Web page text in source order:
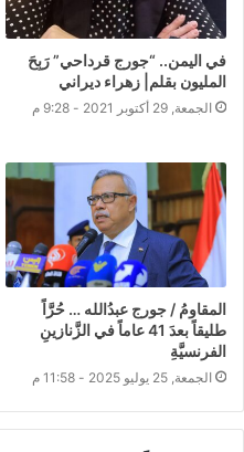
في اليمن.. “جورج قرداحي” رَبِحَ
المليون بقلم| زهراء ديراني
الجمعة, 29 أكتوبر 2021 - 9:28 م
المقاومُ / جورج عبدُالله … حُرَّاً
طليقاً بعدَ 41 عاماً في الزَّنازينِ
الفرنسيَّةِ
الجمعة, 25 يوليو 2025 - 11:58 م